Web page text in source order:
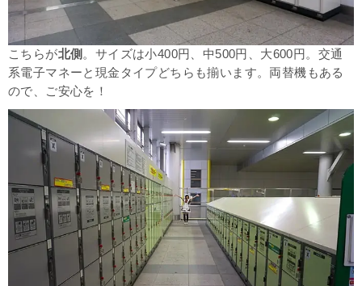
こちらが北側 。 サイズは小400円、中500円、大600円。交通
系電子マネーと現金タイプどちらも揃います。両替機もある
ので、ご安心を！